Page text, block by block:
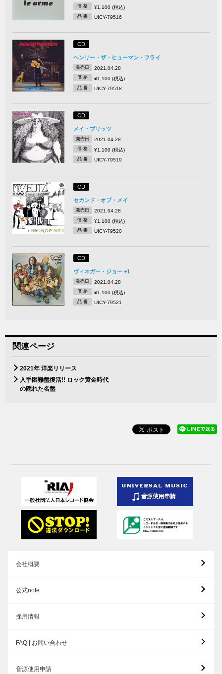
価 格 ¥1,100 (税込)
品 番 UICY-79516
CD
ヘンリー・ザ・ヒューマン・フライ
発売日 2021.04.28
価 格 ¥1,100 (税込)
品 番 UICY-79518
CD
メイ・ブリッツ
発売日 2021.04.28
価 格 ¥1,100 (税込)
品 番 UICY-79519
CD
セカンド・オブ・メイ
発売日 2021.04.28
価 格 ¥1,100 (税込)
品 番 UICY-79520
CD
ヴィネガー・ジョー +1
発売日 2021.04.28
価 格 ¥1,100 (税込)
品 番 UICY-79521
関連ページ
2021年 洋楽リリース
入手困難盤復活!! ロック黄金時代
の隠れた名盤
会社概要
公式note
採用情報
FAQ | お問い合わせ
音源使用申請